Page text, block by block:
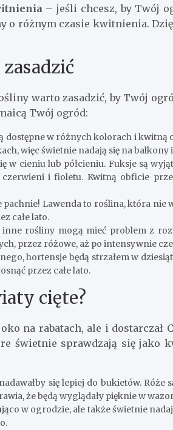
– jeśli chcesz, by Twój
o różnym czasie kwitnienia.
warto zasadzić, by Twój
Twój ogród:
dostępne w różnych kolorach i kwitną
więc świetnie nadają się na balkony
w cieniu lub półcieniu. Fuksje są
i fioletu. Kwitną obficie
Lawenda to roślina, która nie
całe lato.
rośliny mogą mieć problem z
przez różowe, aż po intensywnie
hortensje będą strzałem w
przez całe lato.
cięte?
na rabatach, ale i dostarczał
świetnie sprawdzają się jako
się lepiej do bukietów. Róże
że będą wyglądały pięknie w
w ogrodzie, ale także świetnie